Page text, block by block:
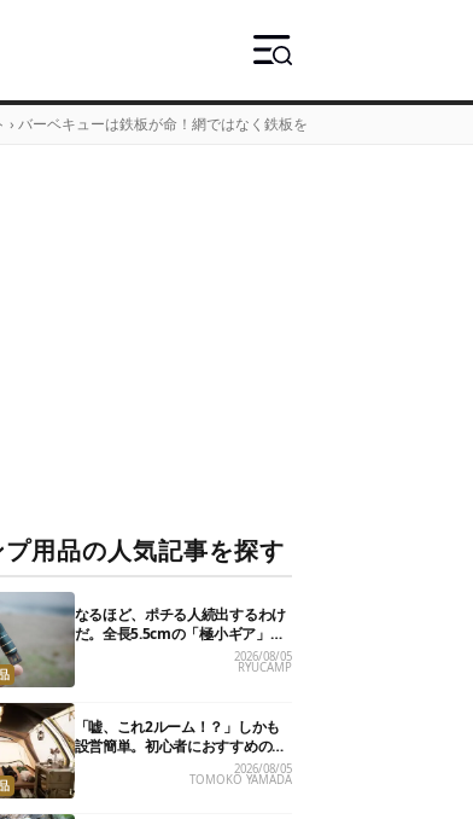
› バーベキューは鉄板が命！網ではなく鉄板を使うべき3つの理由
プ用品の人気記事を探す
なるほど、ポチる人続出するわけ
だ。全長5.5cmの「極小ギア」を
使って分かったほんとの魅力2026/08/05
RYUCAMP
「嘘、これ2ルーム！？」しかも
設営簡単。初心者におすすめの最
新“おしゃれ広々テント”7選2026/08/05
TOMOKO YAMADA